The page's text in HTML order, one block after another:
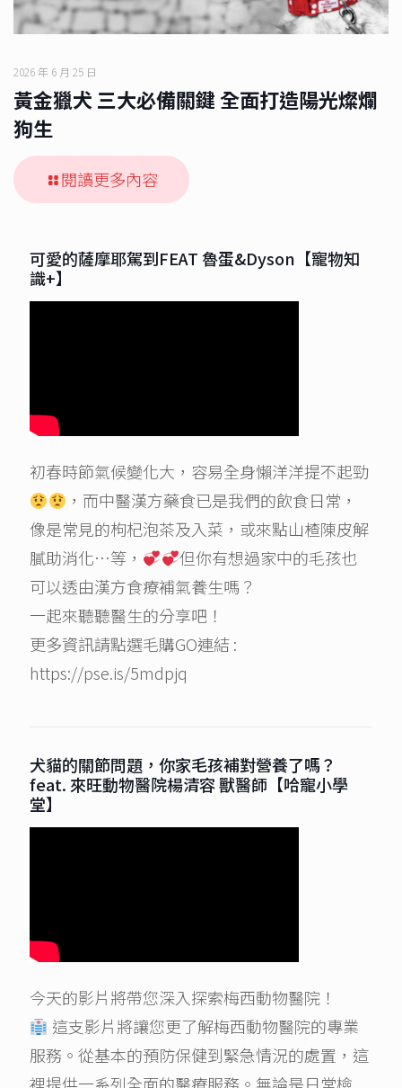
2026 年 6 月 25 日
黃金獵犬 三大必備關鍵 全面打造陽光燦爛
狗生
閱讀更多內容
可愛的薩摩耶駕到FEAT 魯蛋&Dyson【寵物知
識+】
初春時節氣候變化大，容易全身懶洋洋提不起勁
，而中醫漢方藥食已是我們的飲食日常，
像是常見的枸杞泡茶及入菜，或來點山楂陳皮解
膩助消化…等，
但你有想過家中的毛孩也
可以透由漢方食療補氣養生嗎？
一起來聽聽醫生的分享吧！
更多資訊請點選毛購GO連結 :
https://pse.is/5mdpjq
犬貓的關節問題，你家毛孩補對營養了嗎？
feat. 來旺動物醫院楊清容 獸醫師【哈寵小學
堂】
今天的影片將帶您深入探索梅西動物醫院！
這支影片將讓您更了解梅西動物醫院的專業
服務。從基本的預防保健到緊急情況的處置，這